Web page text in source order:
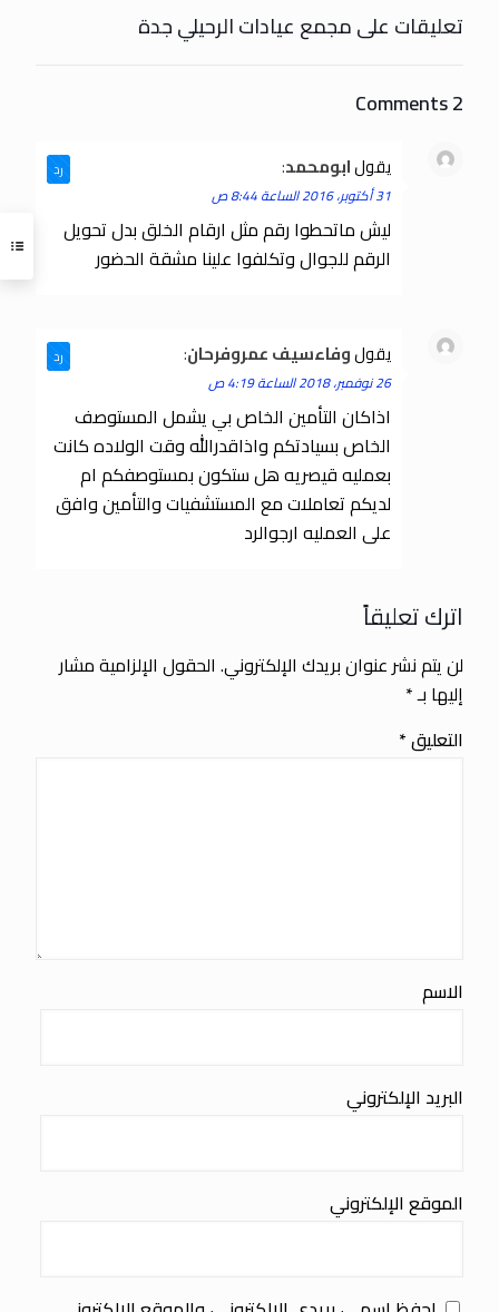
تعليقات على مجمع عيادات الرحيلي جدة
2 Comments
يقولابومحمد:
31 أكتوبر، 2016 الساعة 8:44 ص
ليش ماتحطوا رقم مثل ارقام الخلق بدل تحويل
الرقم للجوال وتكلفوا علينا مشقة الحضور
رد
يقولوفاءسيف عمروفرحان:
26 نوفمبر، 2018 الساعة 4:19 ص
اذاكان التأمين الخاص بي يشمل المستوصف
الخاص بسيادتكم واذاقدرالله وقت الولاده كانت
بعمليه قيصريه هل ستكون بمستوصفكم ام
لديكم تعاملات مع المستشفيات والتأمين وافق
على العمليه ارجوالرد
رد
اترك تعليقاً
لن يتم نشر عنوان بريدك الإلكتروني. الحقول الإلزامية مشار
إليها بـ*
التعليق*
الاسم
البريد الإلكتروني
الموقع الإلكتروني